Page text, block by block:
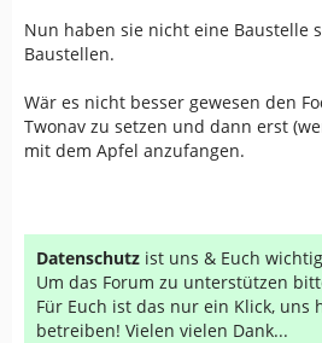
Nun haben sie nicht eine Baustelle
Baustellen.
Wär es nicht besser gewesen den
Twonav zu setzen und dann erst
mit dem Apfel anzufangen.
Datenschutz ist uns & Euch
Um das Forum zu unterstützen
Für Euch ist das nur ein Klick, uns
betreiben! Vielen vielen Dank...